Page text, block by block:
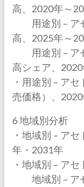
高、2020年～
用途別 – アセ
高、2025年～
用途別 – アセ
高シェア、
・用途別 – ア
売価格）、
6 地域別分析
・地域別 – ア
年・2031年
・地域別 – ア
地域別 – アセ